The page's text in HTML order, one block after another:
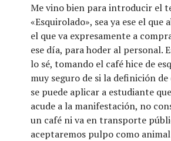
Me vino bien para introducir el
«Esquirolado», sea ya ese el que
el que va expresamente a
ese día, para hoder al personal.
lo sé, tomando el café hice de
muy seguro de si la definición
se puede aplicar a estudiante
acude a la manifestación, no
un café ni va en transporte
aceptaremos pulpo como